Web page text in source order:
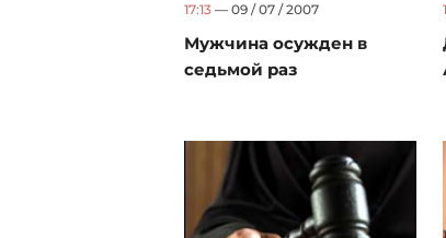
17:13 — 09 / 07 / 2007
Мужчина осужден в
седьмой раз